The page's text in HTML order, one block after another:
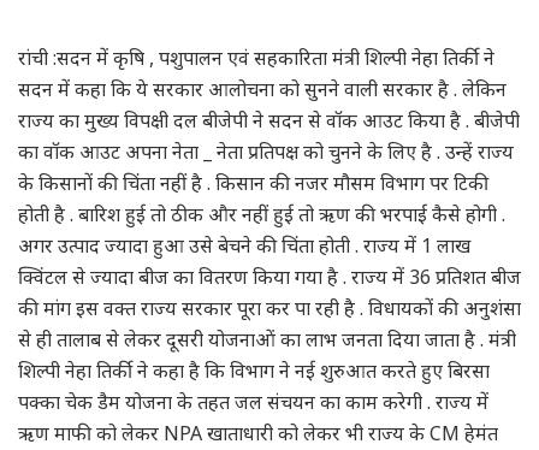
रांची :सदन में कृषि , पशुपालन एवं सहकारिता मंत्री शिल्पी नेहा तिर्की ने
सदन में कहा कि ये सरकार आलोचना को सुनने वाली सरकार है . लेकिन
राज्य का मुख्य विपक्षी दल बीजेपी ने सदन से वॉक आउट किया है . बीजेपी
का वॉक आउट अपना नेता _ नेता प्रतिपक्ष को चुनने के लिए है . उन्हें राज्य
के किसानों की चिंता नहीं है . किसान की नजर मौसम विभाग पर टिकी
होती है . बारिश हुई तो ठीक और नहीं हुई तो ऋण की भरपाई कैसे होगी .
अगर उत्पाद ज्यादा हुआ उसे बेचने की चिंता होती . राज्य में 1 लाख
क्विंटल से ज्यादा बीज का वितरण किया गया है . राज्य में 36 प्रतिशत बीज
की मांग इस वक्त राज्य सरकार पूरा कर पा रही है . विधायकों की अनुशंसा
से ही तालाब से लेकर दूसरी योजनाओं का लाभ जनता दिया जाता है . मंत्री
शिल्पी नेहा तिर्की ने कहा है कि विभाग ने नई शुरुआत करते हुए बिरसा
पक्का चेक डैम योजना के तहत जल संचयन का काम करेगी . राज्य में
ऋण माफी को लेकर NPA खाताधारी को लेकर भी राज्य के CM हेमंत